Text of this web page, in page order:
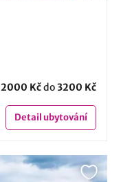
2000 Kčdo3200 Kč
Detailubytování